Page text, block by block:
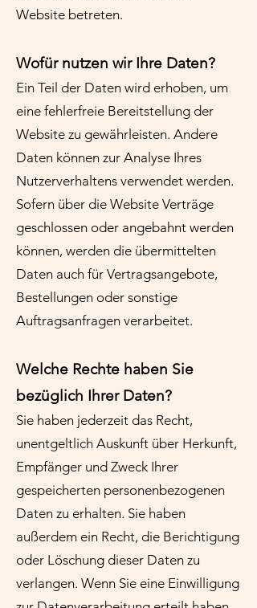
Website betreten.
Wofür nutzen wir Ihre Daten?
Ein Teil der Daten wird erhoben, um
eine fehlerfreie Bereitstellung der
Website zu gewährleisten. Andere
Daten können zur Analyse Ihres
Nutzerverhaltens verwendet werden.
Sofern über die Website Verträge
geschlossen oder angebahnt werden
können, werden die übermittelten
Daten auch für Vertragsangebote,
Bestellungen oder sonstige
Auftragsanfragen verarbeitet.
Welche Rechte haben Sie
bezüglich Ihrer Daten?
Sie haben jederzeit das Recht,
unentgeltlich Auskunft über Herkunft,
Empfänger und Zweck Ihrer
gespeicherten personenbezogenen
Daten zu erhalten. Sie haben
außerdem ein Recht, die Berichtigung
oder Löschung dieser Daten zu
verlangen. Wenn Sie eine Einwilligung